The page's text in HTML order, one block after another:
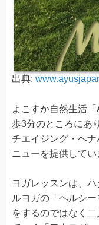
出典:
よこすか自然生活
歩3分のところにあ
チエイジング・ヘ
ニューを提供してい
ヨガレッスンは、
ルヨガの「ヘルシ
をするのではなく